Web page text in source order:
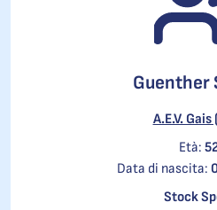
Guenther
A.E.V. Gais
Età:
Data di nascita:
Stock